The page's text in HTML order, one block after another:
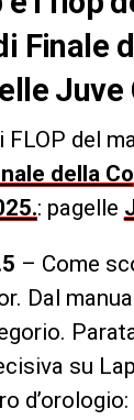
Finale
Juve
FLOP del
della
: pagelle
– Come
Dal
su